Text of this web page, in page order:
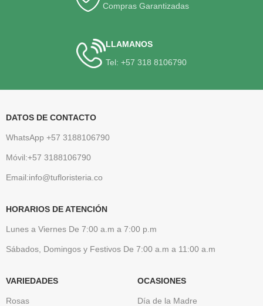
Compras Garantizadas
LLAMANOS
Tel: +57 318 8106790
DATOS DE CONTACTO
WhatsApp +57 3188106790
Móvil:+57 3188106790
Email:info@tufloristeria.co
HORARIOS DE ATENCIÓN
Lunes a Viernes De 7:00 a.m a 7:00 p.m
Sábados, Domingos y Festivos De 7:00 a.m a 11:00 a.m
VARIEDADES
Rosas
OCASIONES
Día de la Madre